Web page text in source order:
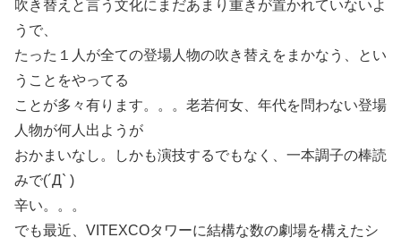
吹き替えと言う文化にまだあまり重きが置かれていないよ
うで、
たった１人が全ての登場人物の吹き替えをまかなう、とい
うことをやってる
ことが多々有ります。。。老若何女、年代を問わない登場
人物が何人出ようが
おかまいなし。しかも演技するでもなく、一本調子の棒読
みで(´Д` )
辛い。。。
でも最近、VITEXCOタワーに結構な数の劇場を構えたシ